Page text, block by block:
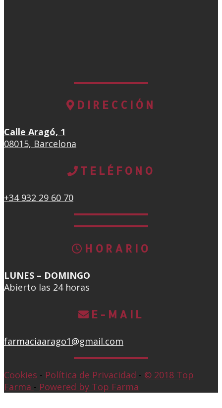
DIRECCIÓN
Calle Aragó, 1
08015, Barcelona
TELÉFONO
+34 932 29 60 70
HORARIO
LUNES – DOMINGO
Abierto las 24 horas
E-MAIL
farmaciaarago1@gmail.com
Cookies - Política de Privacidad - © 2018 Top
Farma - Powered by Top Farma